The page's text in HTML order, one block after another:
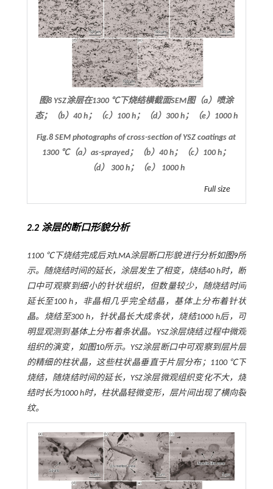
图8 YSZ涂层在1300 ℃下烧结横截面SEM图（a）喷涂
态；（b）40 h；（c）100 h；（d）300 h；（e）1000 h
Fig.8 SEM photographs of cross-section of YSZ coatings at
1300 ℃（a）as-sprayed；（b）40 h；（c）100 h；
（d） 300 h；（e） 1000 h
Full size
2.2 涂层的断口形貌分析
1100 ℃下烧结完成后对LMA涂层断口形貌进行分析如图9所
示。随烧结时间的延长，涂层发生了相变，烧结40 h时，断
口中可观察到细小的针状组织，但数量较少，随烧结时间
延长至100 h，非晶相几乎完全结晶，基体上分布着针状
晶。烧结至300 h，针状晶长大成条状，烧结1000 h后，可
明显观测到基体上分布着条状晶。YSZ涂层烧结过程中微观
组织的演变，如图10所示。YSZ涂层断口中可观察到层片层
的精细的柱状晶，这些柱状晶垂直于片层分布；1100 ℃下
烧结，随烧结时间的延长，YSZ涂层微观组织变化不大，烧
结时长为1000 h时，柱状晶轻微变形，层片间出现了横向裂
纹。